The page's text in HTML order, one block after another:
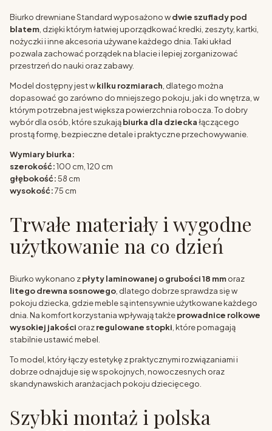
Biurko drewniane Standard wyposażono wdwie szuflady pod
blatem, dzięki którym łatwiej uporządkować kredki, zeszyty, kartki,
nożyczki i inne akcesoria używane każdego dnia. Taki układ
pozwala zachować porządek na blacie i lepiej zorganizować
przestrzeń do nauki oraz zabawy.
Model dostępny jest wkilku rozmiarach, dlatego można
dopasować go zarówno do mniejszego pokoju, jak i do wnętrza, w
którym potrzebna jest większa powierzchnia robocza. To dobry
wybór dla osób, które szukająbiurka dla dzieckałączącego
prostą formę, bezpieczne detale i praktyczne przechowywanie.
Wymiary biurka:
szerokość:100 cm, 120 cm
głębokość:58 cm
wysokość:75 cm
Trwałe materiały i wygodne
użytkowanie na co dzień
Biurko wykonano zpłyty laminowanej o grubości 18 mmoraz
litego drewna sosnowego, dlatego dobrze sprawdza się w
pokoju dziecka, gdzie meble są intensywnie użytkowane każdego
dnia. Na komfort korzystania wpływają takżeprowadnice rolkowe
wysokiej jakości orazregulowane stopki, które pomagają
stabilnie ustawić mebel.
To model, który łączy estetykę z praktycznymi rozwiązaniami i
dobrze odnajduje się w spokojnych, nowoczesnych oraz
skandynawskich aranżacjach pokoju dziecięcego.
Szybki montaż i polska